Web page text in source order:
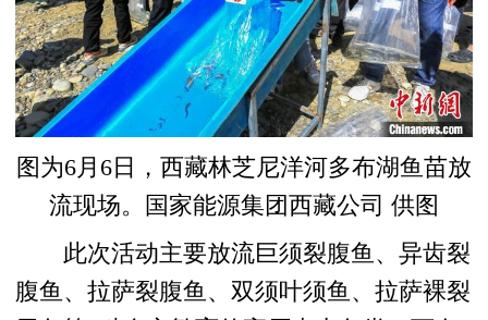
图为6月6日，西藏林芝尼洋河多布湖鱼苗放
流现场。国家能源集团西藏公司 供图
此次活动主要放流巨须裂腹鱼、异齿裂
腹鱼、拉萨裂腹鱼、双须叶须鱼、拉萨裸裂